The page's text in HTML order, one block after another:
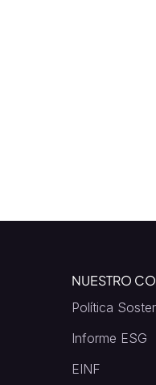
NUESTRO
Política
Informe ESG
EINF